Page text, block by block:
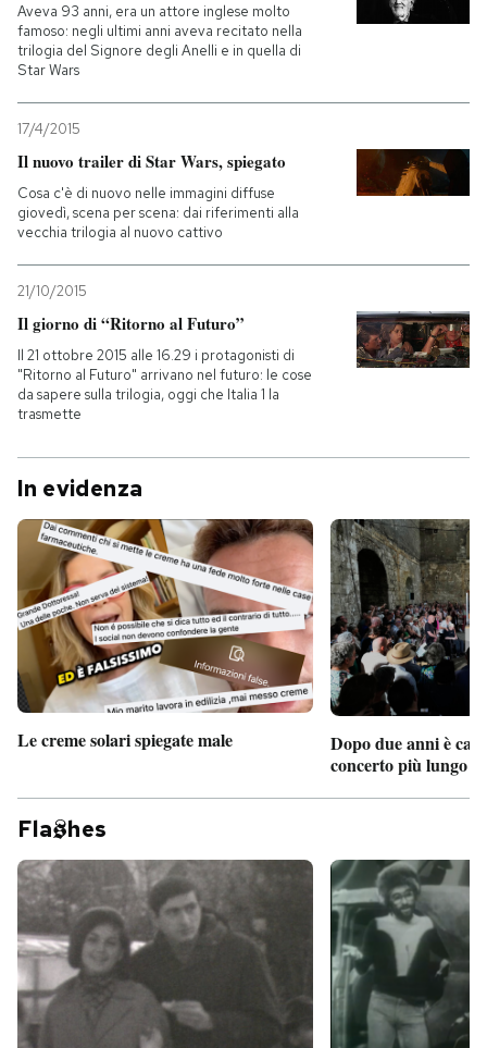
Aveva 93 anni, era un attore inglese molto
famoso: negli ultimi anni aveva recitato nella
trilogia del Signore degli Anelli e in quella di
Star Wars
17/4/2015
Il nuovo trailer di Star Wars, spiegato
Cosa c'è di nuovo nelle immagini diffuse
giovedì, scena per scena: dai riferimenti alla
vecchia trilogia al nuovo cattivo
21/10/2015
Il giorno di “Ritorno al Futuro”
Il 21 ottobre 2015 alle 16.29 i protagonisti di
"Ritorno al Futuro" arrivano nel futuro: le cose
da sapere sulla trilogia, oggi che Italia 1 la
trasmette
In evidenza
Le creme solari spiegate male
Dopo due anni è
concerto più lungo
Fla hes